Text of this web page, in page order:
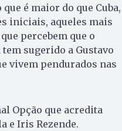
é maior do que Cuba,
iniciais, aqueles mais
percebem que o
sugerido a Gustavo
vivem pendurados nas
Opção que acredita
e Iris Rezende.